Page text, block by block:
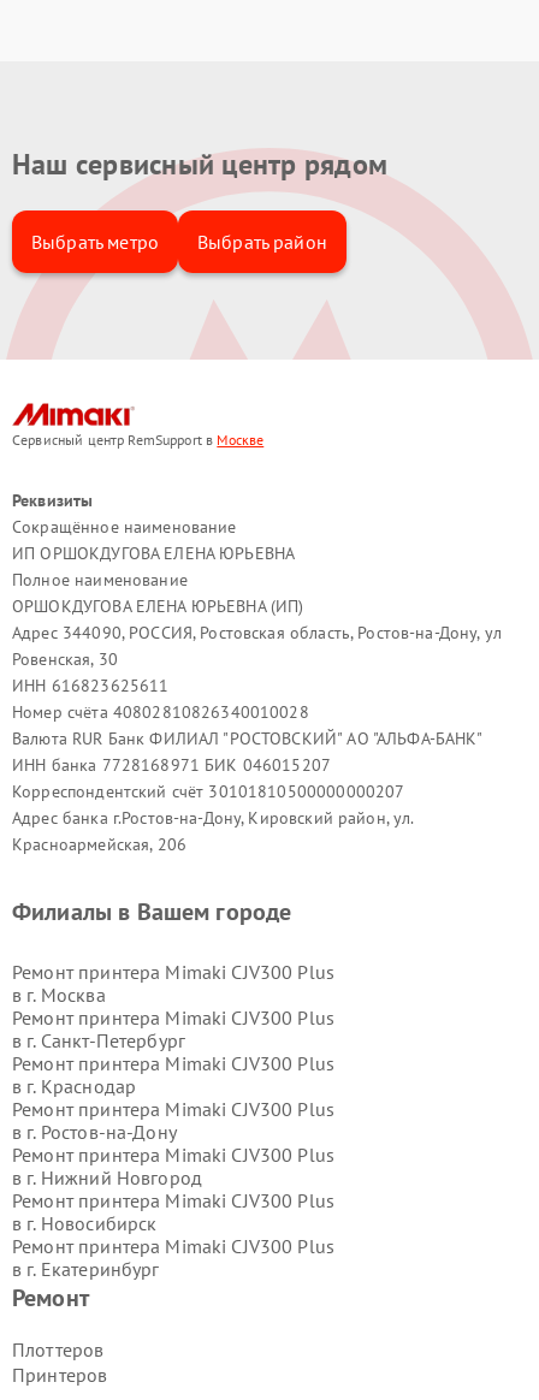
Наш сервисный центр рядом
Выбрать метро Выбрать район
Сервисный центр RemSupport в Москве
Реквизиты
Сокращённое наименование
ИП ОРШОКДУГОВА ЕЛЕНА ЮРЬЕВНА
Полное наименование
ОРШОКДУГОВА ЕЛЕНА ЮРЬЕВНА (ИП)
Адрес 344090, РОССИЯ, Ростовская область, Ростов-на-Дону, ул
Ровенская, 30
ИНН 616823625611
Номер счёта 40802810826340010028
Валюта RUR Банк ФИЛИАЛ "РОСТОВСКИЙ" АО "АЛЬФА-БАНК"
ИНН банка 7728168971 БИК 046015207
Корреспондентский счёт 30101810500000000207
Адрес банка г.Ростов-на-Дону, Кировский район, ул.
Красноармейская, 206
Ремонт
Плоттеров
Принтеров
Филиалы в Вашем городе
Ремонт принтера Mimaki CJV300 Plus
в г. Москва
Ремонт принтера Mimaki CJV300 Plus
в г. Санкт-Петербург
Ремонт принтера Mimaki CJV300 Plus
в г. Краснодар
Ремонт принтера Mimaki CJV300 Plus
в г. Ростов-на-Дону
Ремонт принтера Mimaki CJV300 Plus
в г. Нижний Новгород
Ремонт принтера Mimaki CJV300 Plus
в г. Новосибирск
Ремонт принтера Mimaki CJV300 Plus
в г. Екатеринбург
Ремонт принтера Mimaki CJV300 Plus
Ремонт принтера Mimaki CJV300 Plus
в г.Воронеж
Ремонт принтера Mimaki CJV300 Plus